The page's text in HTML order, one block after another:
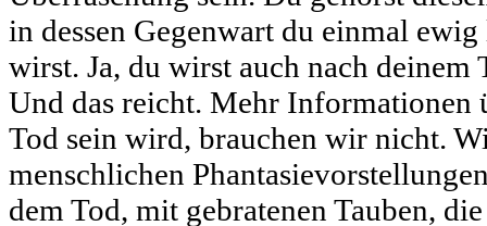
in dessen Gegenwart du einmal
wirst. Ja, du wirst auch nach deinem
Und das reicht. Mehr Informationen
Tod sein wird, brauchen wir nicht.
menschlichen
dem Tod, mit gebratenen Tauben,